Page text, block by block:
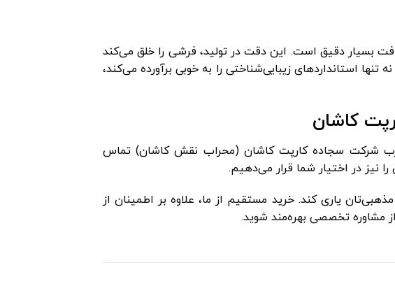
بسیار دقیق است. این دقت در تولید، فرشی را خلق می‌کند
استانداردهای زیبایی‌شناختی را به خوبی برآورده می‌کند،
کاشان
شرکت سجاده کارپت کاشان (محراب نقش کاشان) تماس
نیز در اختیار شما قرار می‌دهیم.
یاری کند. خرید مستقیم از ما، علاوه بر اطمینان از
مشاوره تخصصی بهره‌مند شوید.